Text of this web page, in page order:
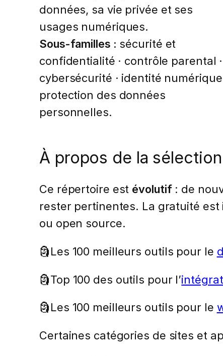
données, sa vie privée et ses
usages numériques.
Sous-familles : sécurité et
confidentialité · contrôle parental ·
cybersécurité · identité numérique
protection des données
personnelles.
À propos de la sélection
Ce répertoire est évolutif: de
rester pertinentes. La gratuité
ou open source.
🗿Les 100 meilleurs outils pour le
🗿Top 100 des outils pour l’
🗿Les 100 meilleurs outils pour le
Certaines catégories de sites et